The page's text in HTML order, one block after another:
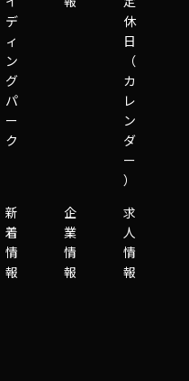
デ
ィ
ン
グ
パ
ー
ク
新
着
情
報
企
業
情
報
休
日
（
カ
レ
ン
ダ
ー
）
求
人
情
報